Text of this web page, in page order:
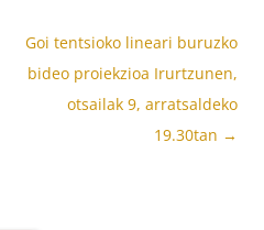
Goi tentsioko lineari buruzko
bideo proiekzioa Irurtzunen,
otsailak 9, arratsaldeko
19.30tan →